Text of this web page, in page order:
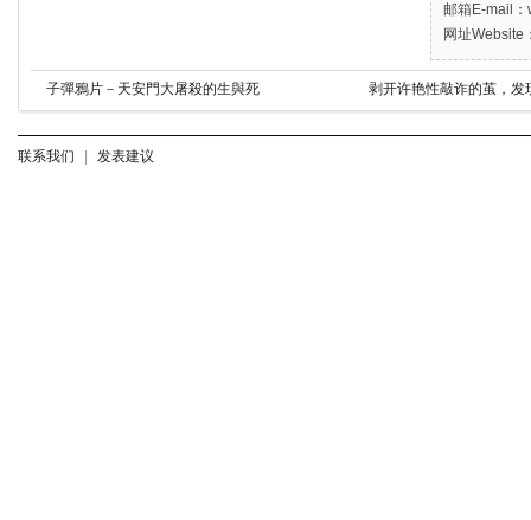
邮箱E-mail
网址Website
子彈鴉片－天安門大屠殺的生與死 剥开许艳性敲诈的茧，
联系我们 发表建议